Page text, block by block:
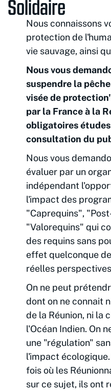
Solidaire
Nous connaissons
protection de
vie sauvage, ainsi
Nous vous
suspendre la
visée de
par la France à la
obligatoires
consultation du
Nous vous
évaluer par un
indépendant
l'impact des
"Caprequins",
"Valorequins" qui
des requins sans
effet quelconque
réelles
On ne peut
dont on ne connait
de la Réunion, ni la
l'Océan Indien. On
une "régulation"
l'impact
fois où les
sur ce sujet, ils ont